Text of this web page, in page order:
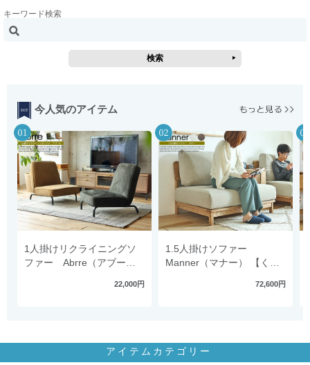
キーワード検索
今人気のアイテム
1人掛けリクライニングソ
ファー Abrre（アブー
22,000円
1.5人掛けソファー
Manner（マナー） 【くつ
ー】 ソファ ファブリック
72,600円
アイテムカテゴリー